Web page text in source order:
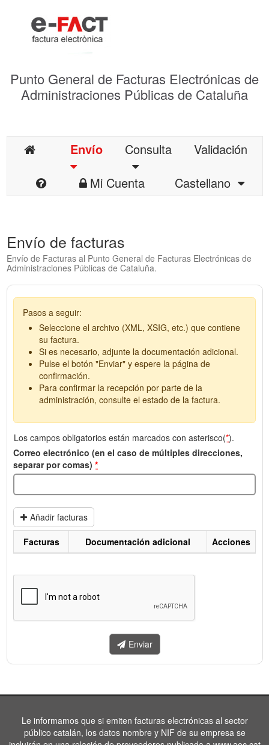
Punto General de Facturas Electrónicas de
Administraciones Públicas de Cataluña
Envío Consulta
Validación
Mi Cuenta
Castellano
Envío de facturas
Envío de Facturas al Punto General de Facturas Electrónicas de
Administraciones Públicas de Cataluña.
Pasos a seguir:
Seleccione el archivo (XML, XSIG, etc.) que contiene
su factura.
Si es necesario, adjunte la documentación adicional.
Pulse el botón "Enviar" y espere la página de
confirmación.
Para confirmar la recepción por parte de la
administración, consulte el estado de la factura.
Los campos obligatorios están marcados con asterisco(*).
Correo electrónico (en el caso de múltiples direcciones,
separar por comas) *
Añadir facturas
enviar.
Facturas Documentación adicional Acciones
Enviar
Le informamos que si emiten facturas electrónicas al sector
público catalán, los datos nombre y NIF de su empresa se